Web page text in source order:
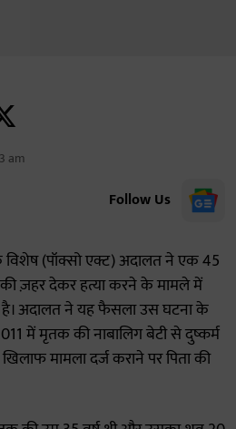
am
Follow Us
(पॉक्सो एक्ट) अदालत ने एक 45
की ज़हर देकर हत्या करने के मामले में
अदालत ने यह फैसला उस घटना के
में मृतक की नाबालिग बेटी से दुष्कर्म
मामला दर्ज कराने पर पिता की